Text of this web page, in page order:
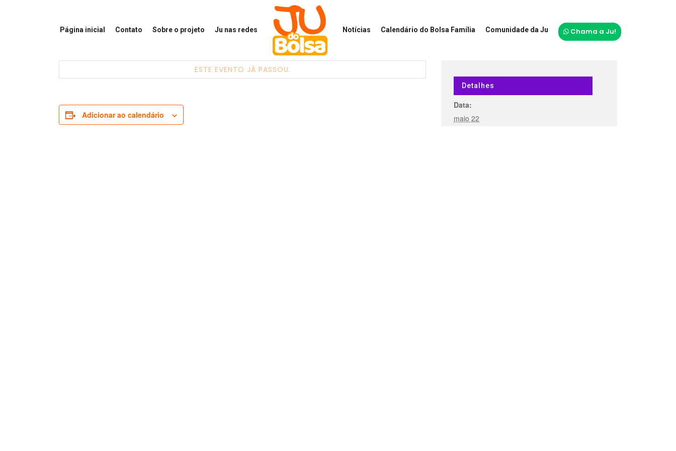
Página inicial Contato Sobre o projeto Ju nas redes Notícias Calendário do Bolsa Família Comunidade da Ju Chama a Ju!
ESTE EVENTO JÁ PASSOU.
Adicionar ao calendário
Detalhes
Data:
maio 22